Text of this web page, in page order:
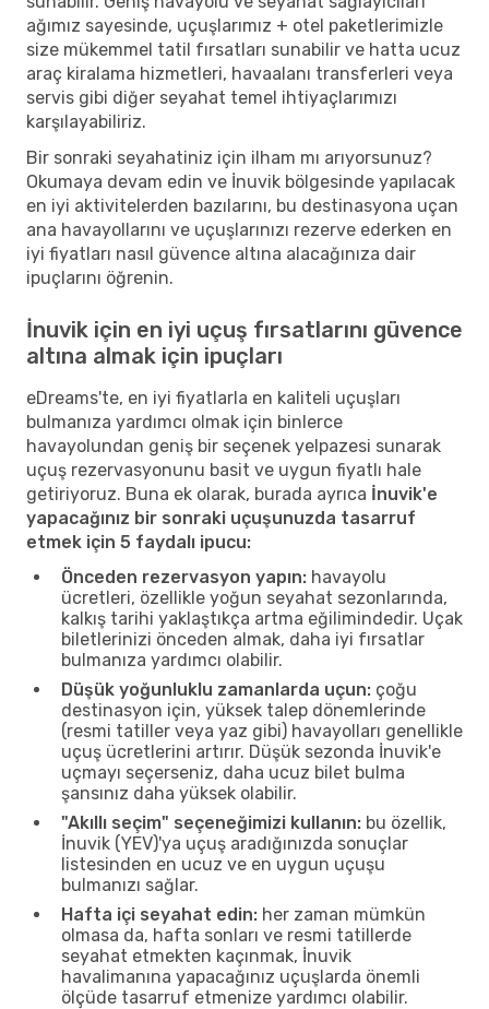
ağımız sayesinde, uçuşlarımız + otel paketlerimizle
size mükemmel tatil fırsatları sunabilir ve hatta ucuz
araç kiralama hizmetleri, havaalanı transferleri veya
servis gibi diğer seyahat temel ihtiyaçlarımızı
karşılayabiliriz.
Bir sonraki seyahatiniz için ilham mı arıyorsunuz?
Okumaya devam edin ve İnuvik bölgesinde yapılacak
en iyi aktivitelerden bazılarını, bu destinasyona uçan
ana havayollarını ve uçuşlarınızı rezerve ederken en
iyi fiyatları nasıl güvence altına alacağınıza dair
ipuçlarını öğrenin.
İnuvik için en iyi uçuş fırsatlarını güvence
altına almak için ipuçları
eDreams'te, en iyi fiyatlarla en kaliteli uçuşları
bulmanıza yardımcı olmak için binlerce
havayolundan geniş bir seçenek yelpazesi sunarak
uçuş rezervasyonunu basit ve uygun fiyatlı hale
getiriyoruz. Buna ek olarak, burada ayrıca İnuvik'e
yapacağınız bir sonraki uçuşunuzda tasarruf
etmek için 5 faydalı ipucu:
Önceden rezervasyon yapın: havayolu
ücretleri, özellikle yoğun seyahat sezonlarında,
kalkış tarihi yaklaştıkça artma eğilimindedir. Uçak
biletlerinizi önceden almak, daha iyi fırsatlar
bulmanıza yardımcı olabilir.
Düşük yoğunluklu zamanlarda uçun: çoğu
destinasyon için, yüksek talep dönemlerinde
(resmi tatiller veya yaz gibi) havayolları genellikle
uçuş ücretlerini artırır. Düşük sezonda İnuvik'e
uçmayı seçerseniz, daha ucuz bilet bulma
şansınız daha yüksek olabilir.
"Akıllı seçim" seçeneğimizi kullanın: bu özellik,
İnuvik (YEV)'ya uçuş aradığınızda sonuçlar
listesinden en ucuz ve en uygun uçuşu
bulmanızı sağlar.
Hafta içi seyahat edin: her zaman mümkün
olmasa da, hafta sonları ve resmi tatillerde
seyahat etmekten kaçınmak, İnuvik
havalimanına yapacağınız uçuşlarda önemli
ölçüde tasarruf etmenize yardımcı olabilir.